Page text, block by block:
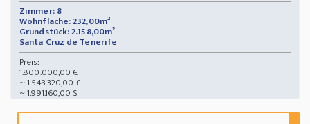
Zimmer: 8
Wohnfläche: 232,00m²
Grundstück: 2.158,00m²
Santa Cruz de Tenerife
Preis:
1.800.000,00 €
~ 1.543.320,00 £
~ 1.991.160,00 $